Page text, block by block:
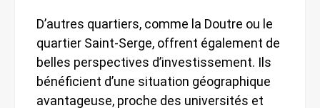
D’autres quartiers, comme la Doutre ou le
quartier Saint-Serge, offrent également de
belles perspectives d’investissement. Ils
bénéficient d’une situation géographique
avantageuse, proche des universités et